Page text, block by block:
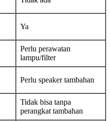
Ya
Perlu perawatan
lampu/filter
Perlu speaker tambahan
Tidak bisa tanpa
perangkat tambahan